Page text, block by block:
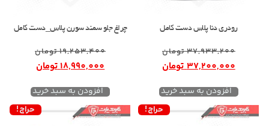
رودری دنا پلاس دست کامل
37,933,200تومان
37,200,000تومان
افزودن به سبد خرید
چراغ جلو سمند سورن پلاس_دست کامل
19,253,400تومان
18,990,000تومان
افزودن به سبد خرید
حراج! حراج!